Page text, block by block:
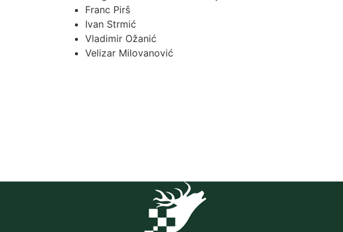
Franc Pirš
Ivan Strmić
Vladimir Ožanić
Velizar Milovanović